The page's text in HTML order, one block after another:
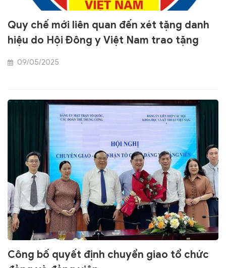
Quy chế mới liên quan đến xét tặng danh
hiệu do Hội Đông y Việt Nam trao tặng
09/05/2025
Công bố quyết định chuyển giao tổ chức